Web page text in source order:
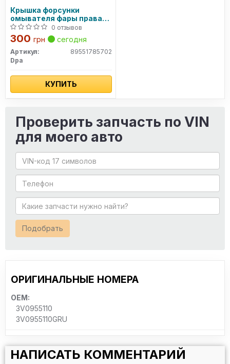
Крышка форсунки
омывателя фары правая
Skoda Superb III (3V3) (15-)
(89551785702) DPA
0 отзывов
300 грн сегодня
Артикул:
89551785702
Dpa
КУПИТЬ
Проверить запчасть по VIN
для моего авто
Подобрать
ОРИГИНАЛЬНЫЕ НОМЕРА
OEM:
3V0955110
3V0955110GRU
НАПИСАТЬ КОММЕНТАРИЙ